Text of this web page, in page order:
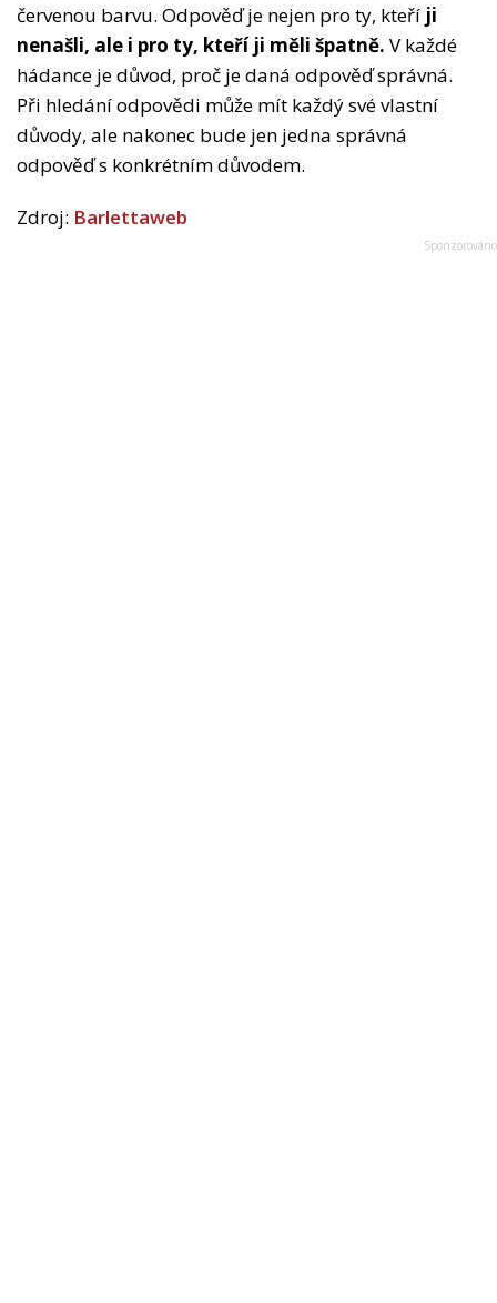
červenou barvu. Odpověď je nejen pro ty, kteří ji
nenašli, ale i pro ty, kteří ji měli špatně. V každé
hádance je důvod, proč je daná odpověď správná.
Při hledání odpovědi může mít každý své vlastní
důvody, ale nakonec bude jen jedna správná
odpověď s konkrétním důvodem.
Zdroj: Barlettaweb